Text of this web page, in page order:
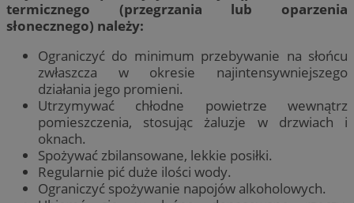
termicznego (przegrzania lub oparzenia
słonecznego) należy:
Ograniczyć do minimum przebywanie na słońcu
zwłaszcza w okresie najintensywniejszego
działania jego promieni.
Utrzymywać chłodne powietrze wewnątrz
pomieszczenia, stosując żaluzje w drzwiach i
oknach.
Spożywać zbilansowane, lekkie posiłki.
Regularnie pić duże ilości wody.
Ograniczyć spożywanie napojów alkoholowych.